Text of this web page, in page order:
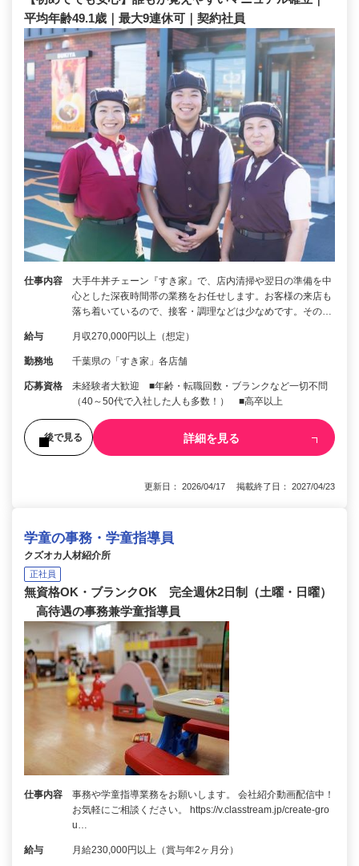
平均年齢49.1歳｜最大9連休可｜契約社員
仕事内容
大手牛丼チェーン『すき家』で、店内清掃や翌日の準備を中
心とした深夜時間帯の業務をお任せします。お客様の来店も
落ち着いているので、接客・調理などは少なめです。その…
給与 月収270,000円以上（想定）
勤務地 千葉県の「すき家」各店舗
応募資格
未経験者大歓迎 ■年齢・転職回数・ブランクなど一切不問
（40～50代で入社した人も多数！） ■高卒以上
後で見る 詳細を見る
更新日： 2026/04/17 掲載終了日： 2027/04/23
学童の事務・学童指導員
クズオカ人材紹介所
正社員
無資格OK・ブランクOK 完全週休2日制（土曜・日曜）
高待遇の事務兼学童指導員
仕事内容
事務や学童指導業務をお願いします。 会社紹介動画配信中！
お気軽にご相談ください。 https://v.classtream.jp/create-gro
u…
給与 月給230,000円以上（賞与年2ヶ月分）